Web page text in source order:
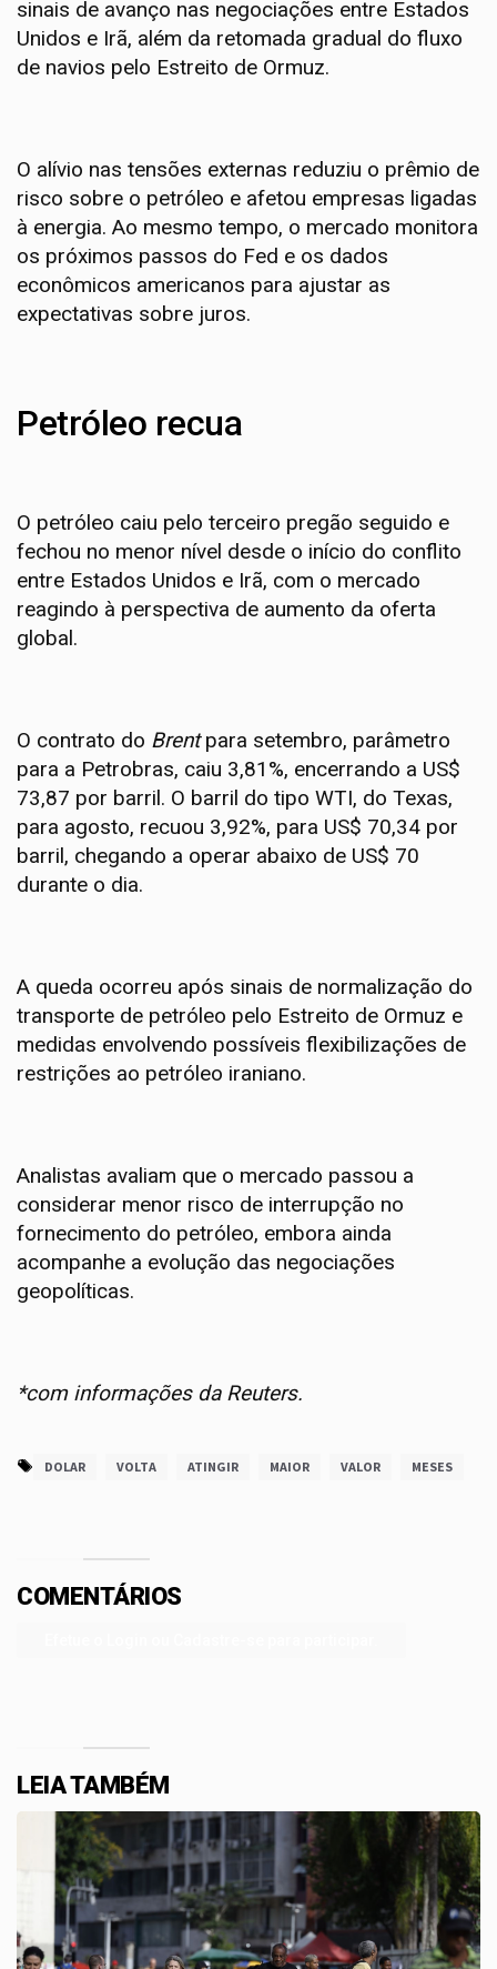
sinais de avanço nas negociações entre Estados
Unidos e Irã, além da retomada gradual do fluxo
de navios pelo Estreito de Ormuz.
O alívio nas tensões externas reduziu o prêmio de
risco sobre o petróleo e afetou empresas ligadas
à energia. Ao mesmo tempo, o mercado monitora
os próximos passos do Fed e os dados
econômicos americanos para ajustar as
expectativas sobre juros.
Petróleo recua
O petróleo caiu pelo terceiro pregão seguido e
fechou no menor nível desde o início do conflito
entre Estados Unidos e Irã, com o mercado
reagindo à perspectiva de aumento da oferta
global.
O contrato do Brentpara setembro, parâmetro
para a Petrobras, caiu 3,81%, encerrando a US$
73,87 por barril. O barril do tipo WTI, do Texas,
para agosto, recuou 3,92%, para US$ 70,34 por
barril, chegando a operar abaixo de US$ 70
durante o dia.
A queda ocorreu após sinais de normalização do
transporte de petróleo pelo Estreito de Ormuz e
medidas envolvendo possíveis flexibilizações de
restrições ao petróleo iraniano.
Analistas avaliam que o mercado passou a
considerar menor risco de interrupção no
fornecimento do petróleo, embora ainda
acompanhe a evolução das negociações
geopolíticas.
*com informações da Reuters.
DOLAR VOLTA ATINGIR MAIOR VALOR MESES
COMENTÁRIOS
LEIA TAMBÉM